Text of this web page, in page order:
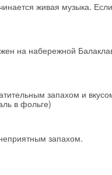
живая музыка.
на набережной
запахом и
в фольге)
запахом.
промокод